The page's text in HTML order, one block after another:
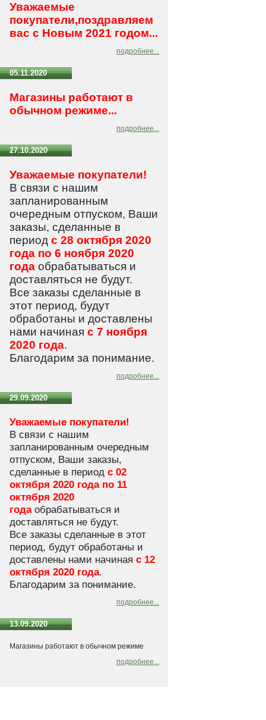
Уважаемые
покупатели,поздравляем
вас с Новым 2021 годом...
подробнее...
05.11.2020
Магазины работают в
обычном режиме...
подробнее...
27.10.2020
Уважаемые покупатели!
В связи с нашим
запланированным
очередным отпуском, Ваши
заказы, сделанные в
период с 28 октября 2020
года по 6 ноября 2020
года обрабатываться и
доставляться не будут.
Все заказы сделанные в
этот период, будут
обработаны и доставлены
нами начиная с 7 ноября
2020 года.
Благодарим за понимание.
подробнее...
29.09.2020
Уважаемые покупатели!
В связи с нашим
запланированным очередным
отпуском, Ваши заказы,
сделанные в период с 02
октября 2020 года по 11
октября 2020
годаобрабатываться и
доставляться не будут.
Все заказы сделанные в этот
период, будут обработаны и
доставлены нами начиная с 12
октября 2020 года.
Благодарим за понимание.
подробнее...
13.09.2020
Магазины работают в обычном режиме
подробнее...